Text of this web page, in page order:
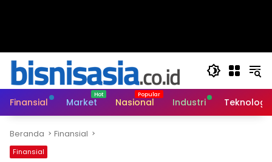
Finansial Market Nasional Industri Teknologi
Beranda Finansial
Finansial